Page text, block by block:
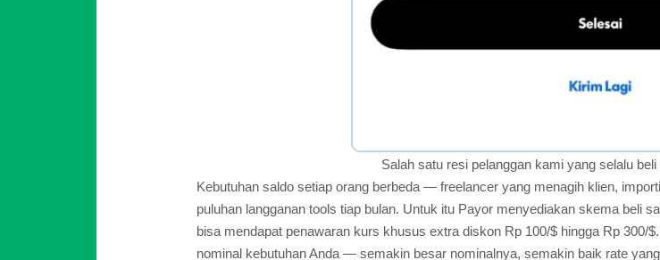
Salah satu resi pelanggan kami yang selalu
Kebutuhan saldo setiap orang berbeda — freelancer yang menagih klien,
puluhan langganan tools tiap bulan. Untuk itu Payor menyediakan skema beli
bisa mendapat penawaran kurs khusus extra diskon Rp 100/$ hingga Rp 300/
nominal kebutuhan Anda — semakin besar nominalnya, semakin baik rate